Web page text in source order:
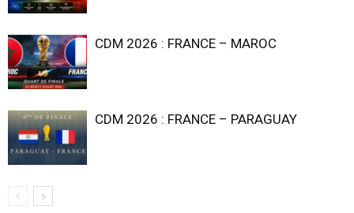
CDM 2026 : FRANCE – MAROC
CDM 2026 : FRANCE – PARAGUAY